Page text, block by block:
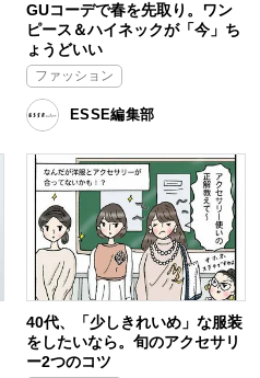
GUコーデで春を先取り。ワン
ピース＆ハイネックが「今」ち
ょうどいい
ファッション
ESSE編集部
40代、「少しきれいめ」な服装
をしたいなら。旬のアクセサリ
ー2つのコツ